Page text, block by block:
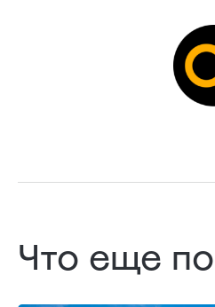
Что еще